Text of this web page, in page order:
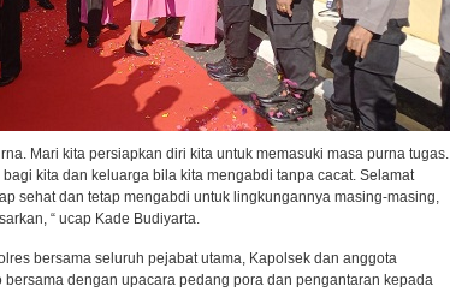
Mari kita persiapkan diri kita untuk memasuki masa purna tugas.
kita dan keluarga bila kita mengabdi tanpa cacat. Selamat
sehat dan tetap mengabdi untuk lingkungannya masing-masing,
“ ucap Kade Budiyarta.
bersama seluruh pejabat utama, Kapolsek dan anggota
dengan upacara pedang pora dan pengantaran kepada